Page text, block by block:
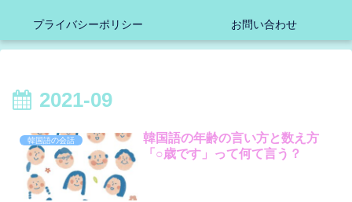
プライバシーポリシー お問い合わせ
2021-09
韓国語の会話
韓国語の年齢の言い方と数え方
「○歳です」って何て言う？